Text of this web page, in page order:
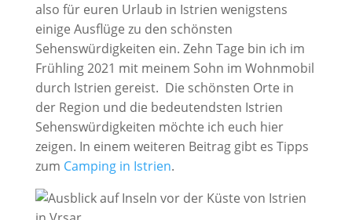
also für euren Urlaub in Istrien wenigstens
einige Ausflüge zu den schönsten
Sehenswürdigkeiten ein. Zehn Tage bin ich im
Frühling 2021 mit meinem Sohn im Wohnmobil
durch Istrien gereist. Die schönsten Orte in
der Region und die bedeutendsten Istrien
Sehenswürdigkeiten möchte ich euch hier
zeigen. In einem weiteren Beitrag gibt es Tipps
zum Camping in Istrien.